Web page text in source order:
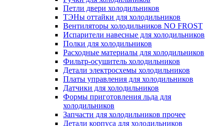
Петли двери холодильников
ТЭНы оттайки для холодильников
Вентиляторы холодильников NO FROST
Испарители навесные для холодильников
Полки для холодильников
Расходные материалы для холодильников
Фильтр-осушитель холодильников
Детали электросхемы холодильников
Платы управления для холодильников
Датчики для холодильников
Формы приготовления льда для
холодильников
Запчасти для холодильников прочее
Детали корпуса для холодильников